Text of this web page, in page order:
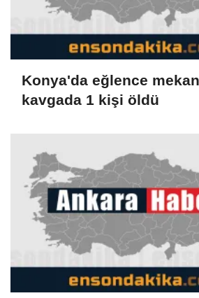
Konya'da eğlence
kavgada 1 kişi öldü